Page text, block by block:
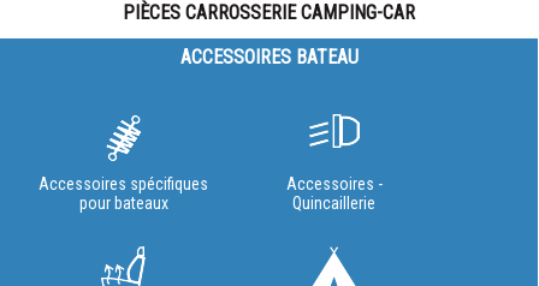
PIÈCES CARROSSERIE CAMPING-CAR
ACCESSOIRES BATEAU
Accessoires spécifiques
pour bateaux
Accessoires -
Quincaillerie